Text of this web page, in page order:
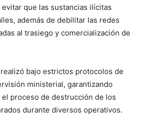
que las sustancias ilícitas
además de debilitar las redes
al trasiego y comercialización de
bajo estrictos protocolos de
ministerial, garantizando
proceso de destrucción de los
durante diversos operativos.